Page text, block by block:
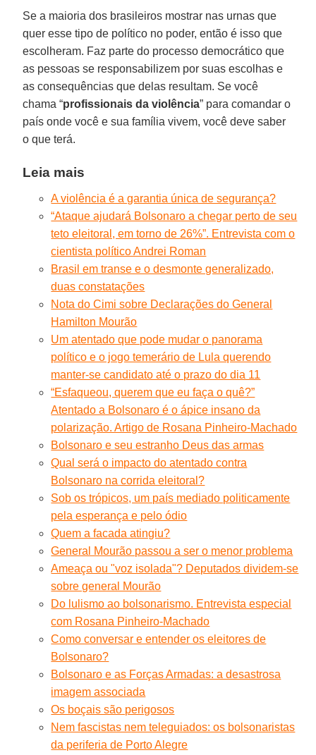
Se a maioria dos brasileiros mostrar nas urnas que
quer esse tipo de político no poder, então é isso que
escolheram. Faz parte do processo democrático que
as pessoas se responsabilizem por suas escolhas e
as consequências que delas resultam. Se você
chama “profissionais da violência” para comandar o
país onde você e sua família vivem, você deve saber
o que terá.
Leia mais
A violência é a garantia única de segurança?
“Ataque ajudará Bolsonaro a chegar perto de seu
teto eleitoral, em torno de 26%”. Entrevista com o
cientista político Andrei Roman
Brasil em transe e o desmonte generalizado,
duas constatações
Nota do Cimi sobre Declarações do General
Hamilton Mourão
Um atentado que pode mudar o panorama
político e o jogo temerário de Lula querendo
manter-se candidato até o prazo do dia 11
“Esfaqueou, querem que eu faça o quê?”
Atentado a Bolsonaro é o ápice insano da
polarização. Artigo de Rosana Pinheiro-Machado
Bolsonaro e seu estranho Deus das armas
Qual será o impacto do atentado contra
Bolsonaro na corrida eleitoral?
Sob os trópicos, um país mediado politicamente
pela esperança e pelo ódio
Quem a facada atingiu?
General Mourão passou a ser o menor problema
Ameaça ou "voz isolada"? Deputados dividem-se
sobre general Mourão
Do lulismo ao bolsonarismo. Entrevista especial
com Rosana Pinheiro-Machado
Como conversar e entender os eleitores de
Bolsonaro?
Bolsonaro e as Forças Armadas: a desastrosa
imagem associada
Os boçais são perigosos
Nem fascistas nem teleguiados: os bolsonaristas
da periferia de Porto Alegre